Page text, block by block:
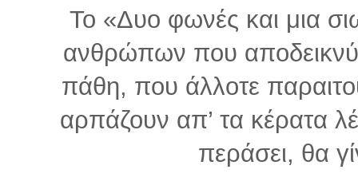
Το «Δυο φωνές και μια
ανθρώπων που
πάθη, που άλλοτε
αρπάζουν απ’ τα κέρατα
περάσει, θα